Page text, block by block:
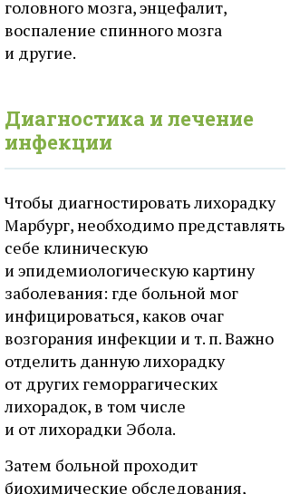
головного мозга, энцефалит,
воспаление спинного мозга
и другие.
Диагностика и лечение
инфекции
Чтобы диагностировать лихорадку
Марбург, необходимо представлять
себе клиническую
и эпидемиологическую картину
заболевания: где больной мог
инфицироваться, каков очаг
возгорания инфекции и т. п. Важно
отделить данную лихорадку
от других геморрагических
лихорадок, в том числе
и от лихорадки Эбола.
Затем больной проходит
биохимические обследования,